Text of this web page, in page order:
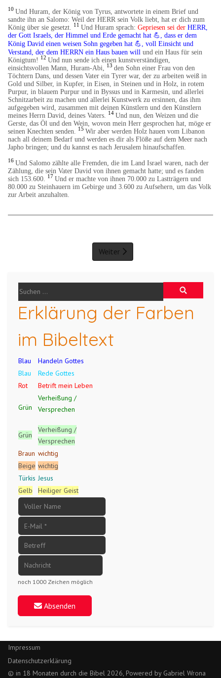
10 Und Huram, der König von Tyrus, antwortete in einem Brief und
sandte ihn an Salomo: Weil der HERR sein Volk liebt, hat er dich zum
König über sie gesetzt.
11 Und Huram sprach:Gepriesen sei der HERR,
der Gott Israels, der Himmel und Erde gemacht hat💪 , dass er dem
König David einen weisen Sohn gegeben hat💪 , voll Einsicht und
Verstand, der dem HERRN ein Haus bauen will und ein Haus für sein
Königtum!
12 Und nun sende ich einen kunstverständigen,
einsichtsvollen Mann, Huram-Abi,
13 den Sohn einer Frau von den
Töchtern Dans, und dessen Vater ein Tyrer war, der zu arbeiten weiß in
Gold und Silber, in Kupfer, in Eisen, in Steinen und in Holz, in rotem
Purpur, in blauem Purpur und in Byssus und in Karmesin, und allerlei
Schnitzarbeit zu machen und allerlei Kunstwerk zu ersinnen, das ihm
aufgegeben wird, zusammen mit deinen Künstlern und den Künstlern
meines Herrn David, deines Vaters.
14 Und nun, den Weizen und die
Gerste, das Öl und den Wein, wovon mein Herr gesprochen hat, möge er
seinen Knechten senden.
15 Wir aber werden Holz hauen vom Libanon
nach all deinem Bedarf und werden es dir als Flöße auf dem Meer nach
Japho bringen; und du kannst es nach Jerusalem hinaufschaffen.
16 Und Salomo zählte alle Fremden, die im Land Israel waren, nach der
Zählung, die sein Vater David von ihnen gemacht hatte; und es fanden
sich 153.600.
17 Und er machte von ihnen 70.000 zu Lastträgern und
80.000 zu Steinhauern im Gebirge und 3.600 zu Aufsehern, um das Volk
zur Arbeit anzuhalten.
Weiter
Erklärung der Farben
im Bibeltext
Blau
Handeln Gottes
Blau
Rede Gottes
Rot
Betrift mein Leben
Grün
Verheißung /
Versprechen
Grün
Verheißung /
Versprechen
Braun wichtig
Beige wichtig
Türkis Jesus
Gelb
Heiliger Geist
noch 1000 Zeichen möglich
Absenden
Impressum
Datenschutzerklärung
© in 18 Monaten durch die Bibel 2026, Powered by Gabriel Wrona